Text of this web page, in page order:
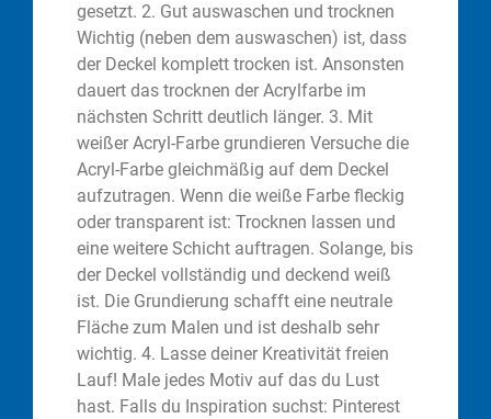
gesetzt. 2. Gut auswaschen und trocknen
Wichtig (neben dem auswaschen) ist, dass
der Deckel komplett trocken ist. Ansonsten
dauert das trocknen der Acrylfarbe im
nächsten Schritt deutlich länger. 3. Mit
weißer Acryl-Farbe grundieren Versuche die
Acryl-Farbe gleichmäßig auf dem Deckel
aufzutragen. Wenn die weiße Farbe fleckig
oder transparent ist: Trocknen lassen und
eine weitere Schicht auftragen. Solange, bis
der Deckel vollständig und deckend weiß
ist. Die Grundierung schafft eine neutrale
Fläche zum Malen und ist deshalb sehr
wichtig. 4. Lasse deiner Kreativität freien
Lauf! Male jedes Motiv auf das du Lust
hast. Falls du Inspiration suchst: Pinterest